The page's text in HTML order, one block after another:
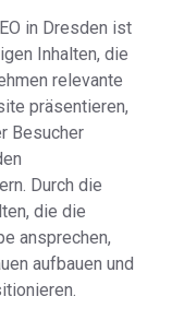
in Dresden ist
Inhalten, die
relevante
präsentieren,
Besucher
Durch die
die die
ansprechen,
aufbauen und